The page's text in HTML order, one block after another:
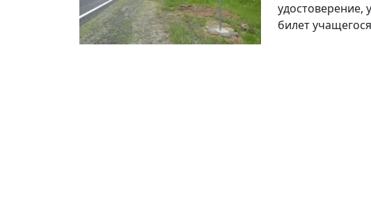
удостоверение,
билет